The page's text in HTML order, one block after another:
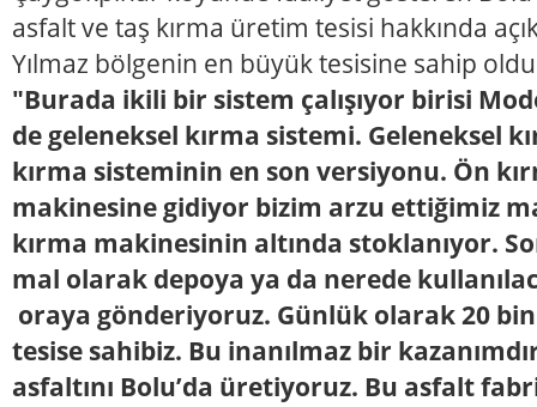
asfalt ve taş kırma üretim tesisi hakkında
Yılmaz bölgenin en büyük tesisine sahip
"Burada ikili bir sistem çalışıyor birisi
de geleneksel kırma sistemi. Geleneksel
kırma sisteminin en son versiyonu. Ön
makinesine gidiyor bizim arzu ettiğimiz
kırma makinesinin altında stoklanıyor.
mal olarak depoya ya da nerede
oraya gönderiyoruz. Günlük olarak 20
tesise sahibiz. Bu inanılmaz bir
asfaltını Bolu’da üretiyoruz. Bu asfalt